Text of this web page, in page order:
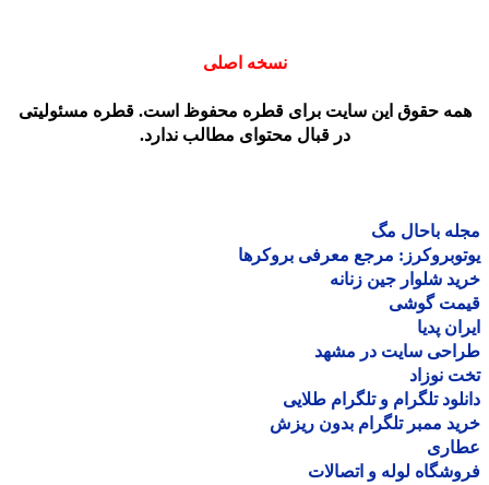
نسخه اصلی
حقوق این سایت برای قطره محفوظ است. قطره مسئولیتی
در قبال محتوای مطالب ندارد.
باحال مگ
مرجع معرفی بروکرها
شلوار جین زنانه
گوشی
پدیا
سایت در مشهد
نوزاد
تلگرام و تلگرام طلایی
ممبر تلگرام بدون ریزش
لوله و اتصالات